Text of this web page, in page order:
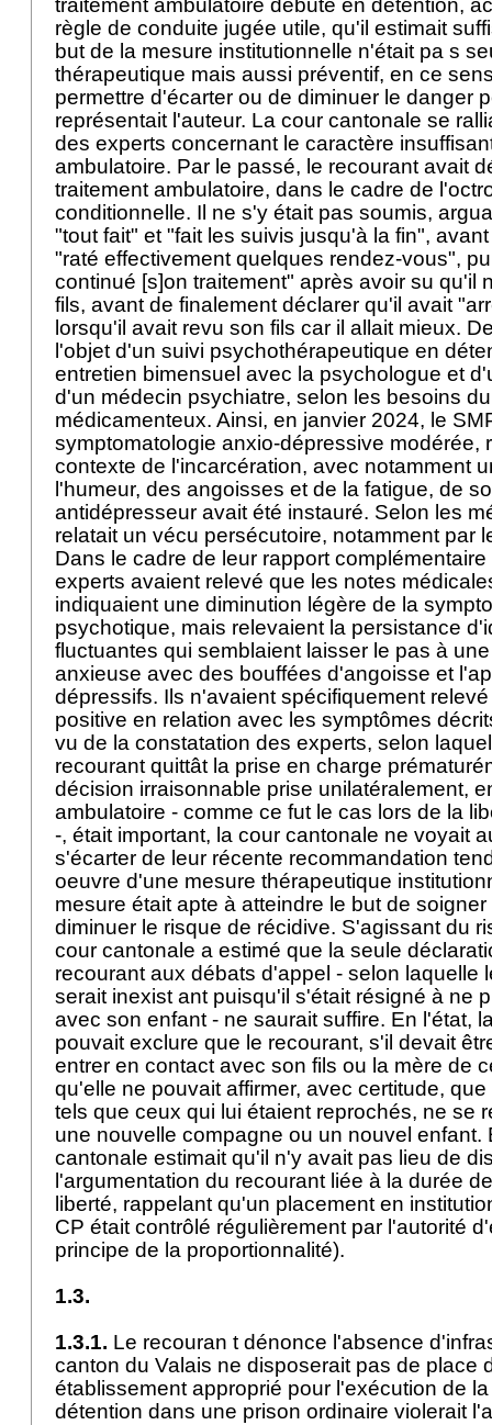
traitement ambulatoire débuté en détention,
règle de conduite jugée utile, qu'il estimait
but de la mesure institutionnelle n'était pa s
thérapeutique mais aussi préventif, en ce
permettre d'écarter ou de diminuer le danger
représentait l'auteur. La cour cantonale se
des experts concernant le caractère
ambulatoire. Par le passé, le recourant avait
traitement ambulatoire, dans le cadre de
conditionnelle. Il ne s'y était pas soumis,
"tout fait" et "fait les suivis jusqu'à la fin",
"raté effectivement quelques rendez-vous",
continué [s]on traitement" après avoir su qu'il
fils, avant de finalement déclarer qu'il avait
lorsqu'il avait revu son fils car il allait mieux.
l'objet d'un suivi psychothérapeutique en
entretien bimensuel avec la psychologue et
d'un médecin psychiatre, selon les besoins
médicamenteux. Ainsi, en janvier 2024, le
symptomatologie anxio-dépressive modérée,
contexte de l'incarcération, avec notamment
l'humeur, des angoisses et de la fatigue, de
antidépresseur avait été instauré. Selon les
relatait un vécu persécutoire, notamment par
Dans le cadre de leur rapport
experts avaient relevé que les notes
indiquaient une diminution légère de la
psychotique, mais relevaient la persistance
fluctuantes qui semblaient laisser le pas à
anxieuse avec des bouffées d'angoisse et
dépressifs. Ils n'avaient spécifiquement
positive en relation avec les symptômes
vu de la constatation des experts, selon
recourant quittât la prise en charge
décision irraisonnable prise unilatéralement,
ambulatoire - comme ce fut le cas lors de la
-, était important, la cour cantonale ne voyait
s'écarter de leur récente recommandation
oeuvre d'une mesure thérapeutique
mesure était apte à atteindre le but de
diminuer le risque de récidive. S'agissant du
cour cantonale a estimé que la seule
recourant aux débats d'appel - selon laquelle
serait inexist ant puisqu'il s'était résigné à ne
avec son enfant - ne saurait suffire. En l'état,
pouvait exclure que le recourant, s'il devait
entrer en contact avec son fils ou la mère de
qu'elle ne pouvait affirmer, avec certitude,
tels que ceux qui lui étaient reprochés, ne se
une nouvelle compagne ou un nouvel enfant.
cantonale estimait qu'il n'y avait pas lieu de
l'argumentation du recourant liée à la durée
liberté, rappelant qu'un placement en
CP était contrôlé régulièrement par l'autorité
principe de la proportionnalité).
1.3.
1.3.1. Le recouran t dénonce l'absence
canton du Valais ne disposerait pas de place
établissement approprié pour l'exécution de
détention dans une prison ordinaire violerait l'